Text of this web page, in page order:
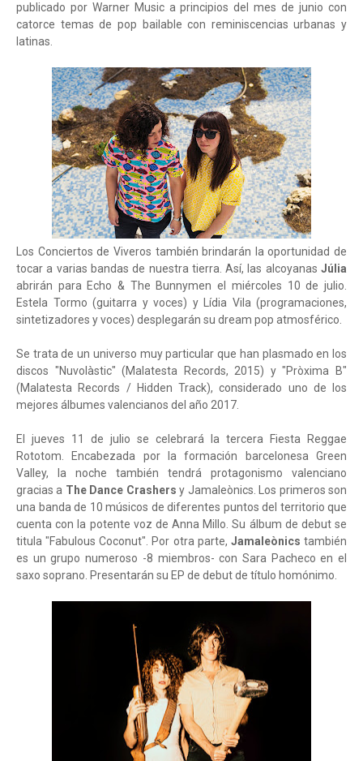
publicado por Warner Music a principios del mes de junio con
catorce temas de pop bailable con reminiscencias urbanas y
latinas.
Los Conciertos de Viveros también brindarán la oportunidad de
tocar a varias bandas de nuestra tierra. Así, las alcoyanas Júlia
abrirán para Echo & The Bunnymen el miércoles 10 de julio.
Estela Tormo (guitarra y voces) y Lídia Vila (programaciones,
sintetizadores y voces) desplegarán su dream pop atmosférico.
Se trata de un universo muy particular que han plasmado en los
discos "Nuvolàstic" (Malatesta Records, 2015) y "Pròxima B"
(Malatesta Records / Hidden Track), considerado uno de los
mejores álbumes valencianos del año 2017.
El jueves 11 de julio se celebrará la tercera Fiesta Reggae
Rototom. Encabezada por la formación barcelonesa Green
Valley, la noche también tendrá protagonismo valenciano
gracias a The Dance Crashers y Jamaleònics. Los primeros son
una banda de 10 músicos de diferentes puntos del territorio que
cuenta con la potente voz de Anna Millo. Su álbum de debut se
titula "Fabulous Coconut". Por otra parte, Jamaleònics también
es un grupo numeroso -8 miembros- con Sara Pacheco en el
saxo soprano. Presentarán su EP de debut de título homónimo.